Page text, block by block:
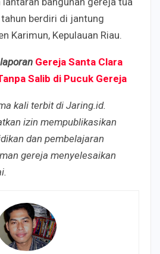
berdiri di jantung
Karimun, Kepulauan Riau.
Gereja Santa Clara
Salib di Pucuk Gereja
kali terbit di Jaring.id.
izin mempublikasikan
dan pembelajaran
gereja menyelesaikan